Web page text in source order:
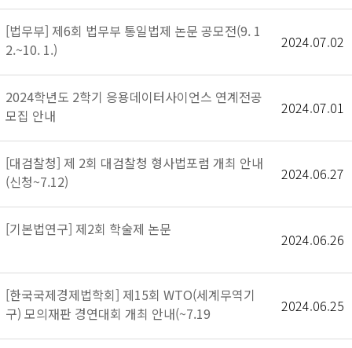
[법무부] 제6회 법무부 통일법제 논문 공모전(9. 1
2.~10. 1.)
2024.07.02
2024학년도 2학기 응용데이터사이언스 연계전공
모집 안내
2024.07.01
[대검찰청] 제 2회 대검찰청 형사법포럼 개최 안내
(신청~7.12)
2024.06.27
[기본법연구] 제2회 학술제 논문
2024.06.26
[한국국제경제법학회] 제15회 WTO(세계무역기
구) 모의재판 경연대회 개최 안내(~7.19
2024.06.25